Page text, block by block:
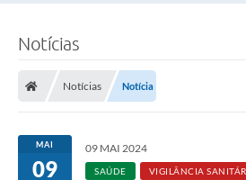
Notícias
Notícias Notícia
MAI
09
09 MAI 2024
SAÚDE VIGILÂNCIA